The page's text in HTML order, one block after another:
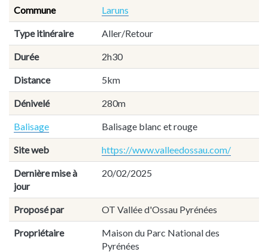
Commune Laruns
Type itinéraire Aller/Retour
Durée 2h30
Distance 5km
Dénivelé 280m
Balisage Balisage blanc et rouge
Site web https://www.valleedossau.com/
Dernière mise à
jour
20/02/2025
Proposé par OT Vallée d'Ossau Pyrénées
Propriétaire
Maison du Parc National des
Pyrénées